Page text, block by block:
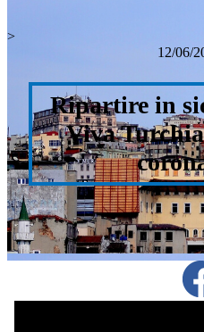
>
12/06/
Ripartire in
Viva